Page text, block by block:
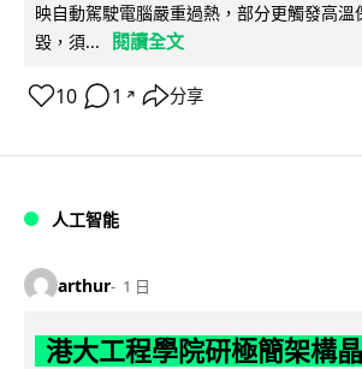
映自動駕駛電腦嚴重過熱，部分更觸發高溫
毀，須...
閱讀全文
10 1 ↗ 分享
人工智能
arthur 1 日
港大工程學院研極簡架構